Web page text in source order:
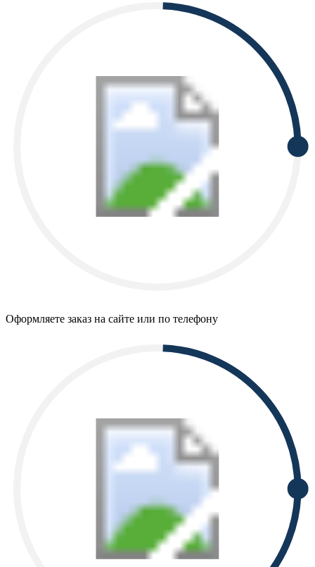
Оформляете заказ на сайте или по телефону